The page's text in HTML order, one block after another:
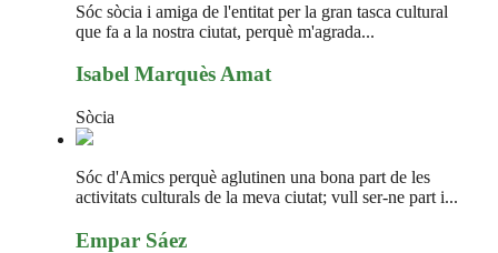
Sóc sòcia i amiga de l'entitat per la gran tasca cultural
que fa a la nostra ciutat, perquè m'agrada...
Isabel Marquès Amat
Sòcia
Sóc d'Amics perquè aglutinen una bona part de les
activitats culturals de la meva ciutat; vull ser-ne part i...
Empar Sáez